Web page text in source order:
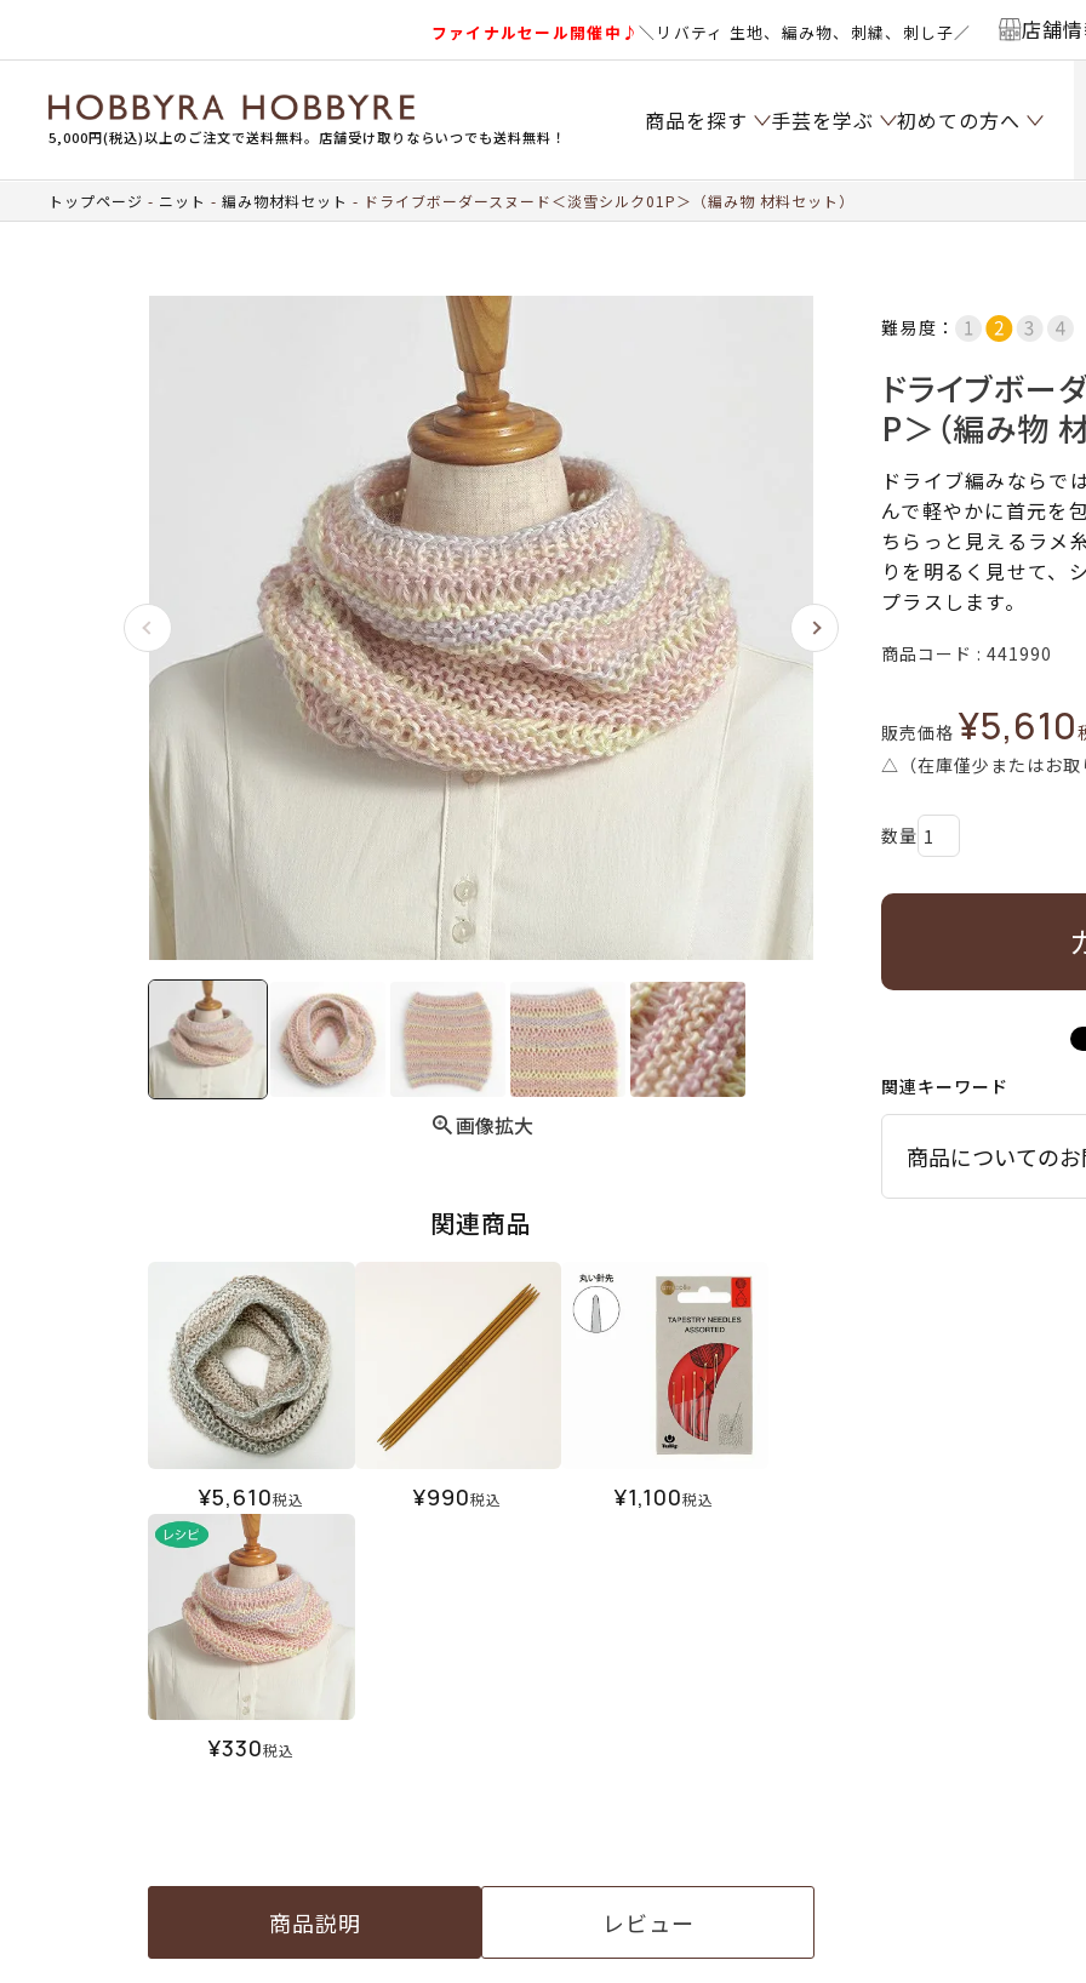
ファイナルセール開催中♪＼リバティ 生地、編み物、刺繍、刺し子／ 店舗
5,000円(税込)以上のご注文で送料無料。店舗受け取りならいつでも送料無料！
商品を探す 手芸を学ぶ 初めての方へ
トップページ ニット 編み物材料セット ドライブボーダースヌード＜淡雪シルク01P＞（編み物 材料セット）
画像拡大
関連商品
¥5,610税込 ¥990税込 ¥1,100税込
¥330税込
商品説明 レビュー
難易度：
ドライブボー
P＞（編み物
ドライブ編みならで
んで軽やかに首元を
ちらっと見えるラメ
りを明るく見せて、
プラスします。
商品コード 441990
販売価格 ¥5,610
△（在庫僅少またはお取
関連キーワード
商品についての